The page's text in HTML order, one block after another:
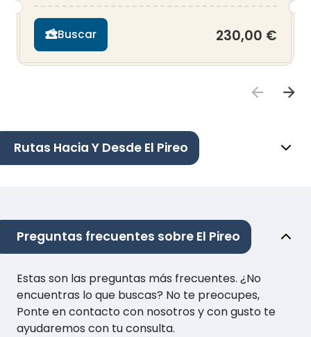
Buscar 230,00 €
Rutas Hacia Y Desde El Pireo
Preguntas frecuentes sobre El Pireo
Estas son las preguntas más frecuentes. ¿No
encuentras lo que buscas? No te preocupes,
Ponte en contacto con nosotros y con gusto te
ayudaremos con tu consulta.